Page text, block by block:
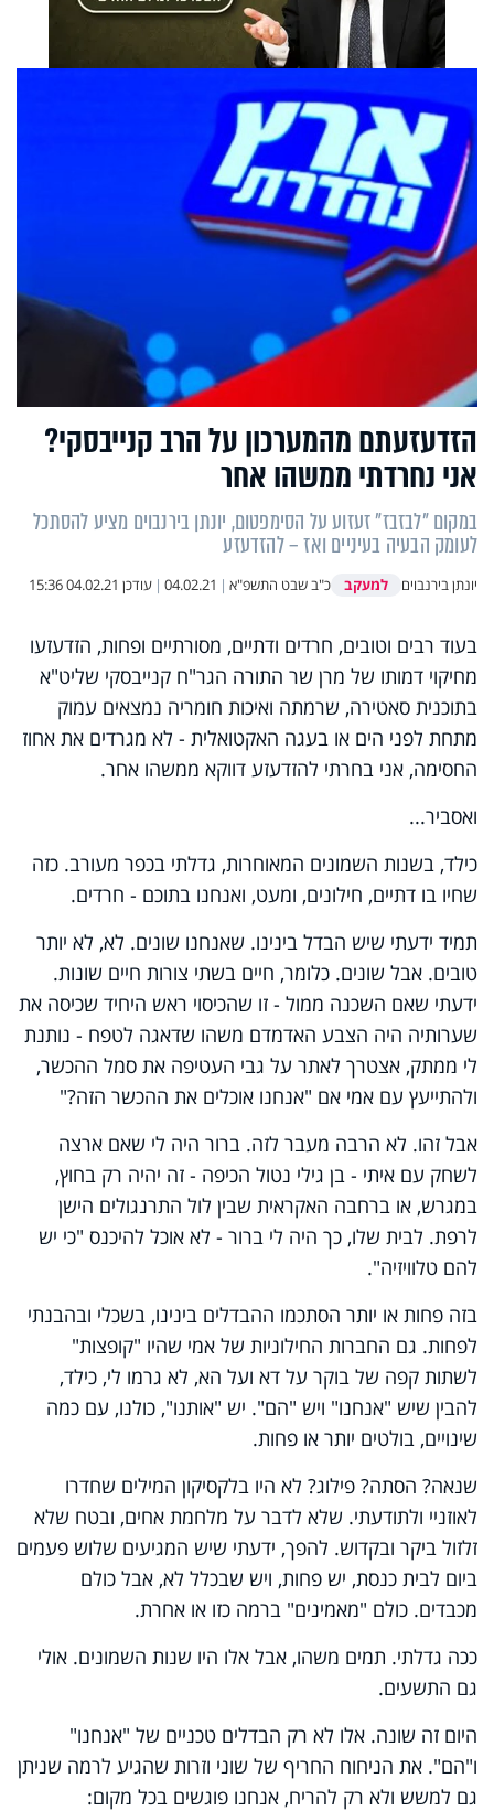
הזדעזעתם מהמערכון על הרב קנייבסקי?
אני נחרדתי ממשהו אחר
במקום "לבזבז" זעזוע על הסימפטום, יונתן בירנבוים מציע להסתכל
לעומק הבעיה בעיניים ואז – להזדעזע
יונתן בירנבוים למעקב כ"ב שבט התשפ"א |
04.02.21
| עודכן 04.02.21 15:36
בעוד רבים וטובים, חרדים ודתיים, מסורתיים ופחות, הזדעזעו
מחיקוי דמותו של מרן שר התורה הגר"ח קנייבסקי שליט"א
בתוכנית סאטירה, שרמתה ואיכות חומריה נמצאים עמוק
מתחת לפני הים או בעגה האקטואלית - לא מגרדים את אחוז
החסימה, אני בחרתי להזדעזע דווקא ממשהו אחר.
ואסביר...
כילד, בשנות השמונים המאוחרות, גדלתי בכפר מעורב. כזה
שחיו בו דתיים, חילונים, ומעט, ואנחנו בתוכם - חרדים.
תמיד ידעתי שיש הבדל בינינו. שאנחנו שונים. לא, לא יותר
טובים. אבל שונים. כלומר, חיים בשתי צורות חיים שונות.
ידעתי שאם השכנה ממול - זו שהכיסוי ראש היחיד שכיסה את
שערותיה היה הצבע האדמדם משהו שדאגה לטפח - נותנת
לי ממתק, אצטרך לאתר על גבי העטיפה את סמל ההכשר,
ולהתייעץ עם אמי אם "אנחנו אוכלים את ההכשר הזה?"
אבל זהו. לא הרבה מעבר לזה. ברור היה לי שאם ארצה
לשחק עם איתי - בן גילי נטול הכיפה - זה יהיה רק בחוץ,
במגרש, או ברחבה האקראית שבין לול התרנגולים הישן
לרפת. לבית שלו, כך היה לי ברור - לא אוכל להיכנס "כי יש
להם טלוויזיה".
בזה פחות או יותר הסתכמו ההבדלים בינינו, בשכלי ובהבנתי
לפחות. גם החברות החילוניות של אמי שהיו "קופצות"
לשתות קפה של בוקר על דא ועל הא, לא גרמו לי, כילד,
להבין שיש "אנחנו" ויש "הם". יש "אותנו", כולנו, עם כמה
שינויים, בולטים יותר או פחות.
שנאה? הסתה? פילוג? לא היו בלקסיקון המילים שחדרו
לאוזניי ולתודעתי. שלא לדבר על מלחמת אחים, ובטח שלא
זלזול ביקר ובקדוש. להפך, ידעתי שיש המגיעים שלוש פעמים
ביום לבית כנסת, יש פחות, ויש שבכלל לא, אבל כולם
מכבדים. כולם "מאמינים" ברמה כזו או אחרת.
ככה גדלתי. תמים משהו, אבל אלו היו שנות השמונים. אולי
גם התשעים.
היום זה שונה. אלו לא רק הבדלים טכניים של "אנחנו"
ו"הם". את הניחוח החריף של שוני וזרות שהגיע לרמה שניתן
גם למשש ולא רק להריח, אנחנו פוגשים בכל מקום: